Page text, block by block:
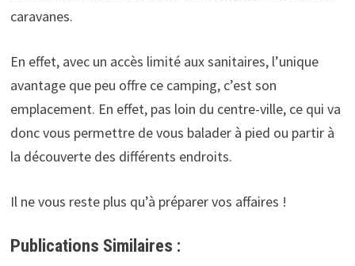
caravanes.
En effet, avec un accès limité aux sanitaires, l’unique
avantage que peu offre ce camping, c’est son
emplacement. En effet, pas loin du centre-ville, ce qui va
donc vous permettre de vous balader à pied ou partir à
la découverte des différents endroits.
Il ne vous reste plus qu’à préparer vos affaires !
Publications Similaires :